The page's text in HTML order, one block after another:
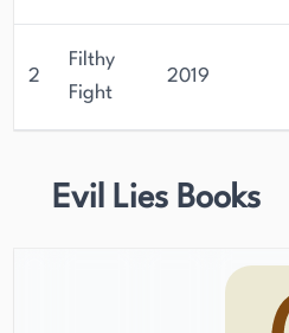
2
Filthy
Fight
2019
Evil Lies Books